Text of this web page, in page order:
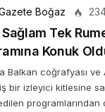
Boğaz
Tek
Konuk
Balkan coğrafyası
bir izleyici kitlesine
programlarından